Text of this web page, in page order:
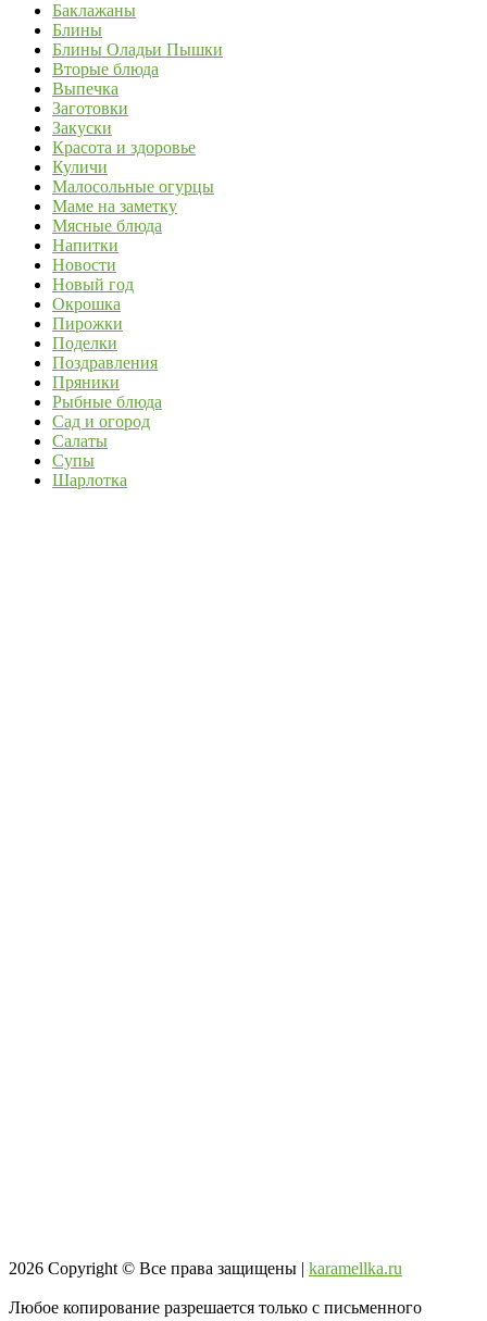
Баклажаны
Блины
Блины Оладьи Пышки
Вторые блюда
Выпечка
Заготовки
Закуски
Красота и здоровье
Куличи
Малосольные огурцы
Маме на заметку
Мясные блюда
Напитки
Новости
Новый год
Окрошка
Пирожки
Поделки
Поздравления
Пряники
Рыбные блюда
Сад и огород
Салаты
Супы
Шарлотка
2026 Copyright © Все права защищены | karamellka.ru
Любое копирование разрешается только с письменного